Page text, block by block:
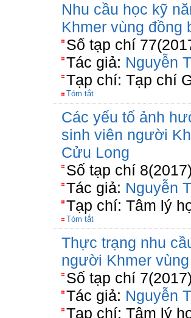
Nhu cầu học kỹ
Khmer vùng đồng
Số tạp chí
Tác giả: Nguyễn
Tạp chí: Tạp chí
Tóm tắt
Các yếu tố ảnh
sinh viên người
Cửu Long
Số tạp chí
Tác giả: Nguyễn
Tạp chí: Tâm lý
Tóm tắt
Thực trạng nhu
người Khmer
Số tạp chí
Tác giả: Nguyễn
Tạp chí: Tâm lý